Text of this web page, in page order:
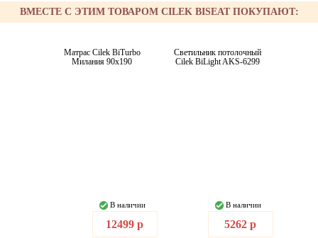
ВМЕСТЕ С ЭТИМ ТОВАРОМ CILEK BISEAT ПОКУПАЮТ:
Матрас Cilek BiTurbo
Милания 90x190
В наличии
12499 р
Светильник потолочный
Cilek BiLight AKS-6299
В наличии
5262 р